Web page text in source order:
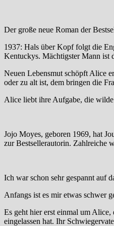
Der große neue Roman der
1937: Hals über Kopf folgt die
Kentuckys. Mächtigster Mann ist
Neuen Lebensmut schöpft Alice
oder zu alt ist, dem bringen die
Alice liebt ihre Aufgabe, die
Jojo Moyes, geboren 1969, hat
zur Bestsellerautorin. Zahlreiche
Ich war schon sehr gespannt auf
Anfangs ist es mir etwas schwer
Es geht hier erst einmal um
eingelassen hat. Ihr